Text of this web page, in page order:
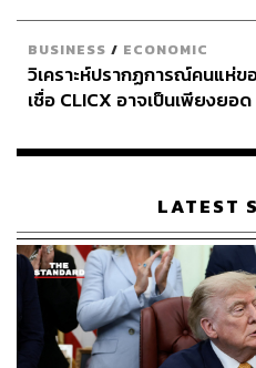
ABOUT
THE
BUSINESS / ECONOMIC
วิเคราะห์ปรากฏการณ์คนแห่ข
เชื่อ CLICX อาจเป็นเพียงยอด
เรือนไทยที่ถูกซุกไว้
LATEST